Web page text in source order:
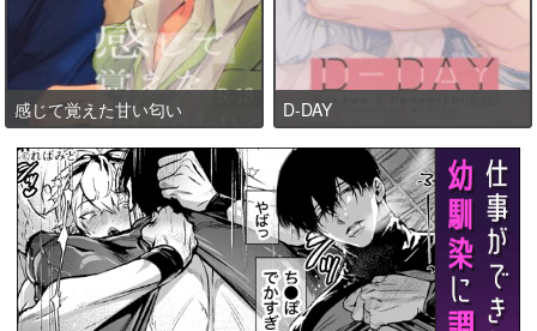
感じて覚えた甘い匂い D-DAY